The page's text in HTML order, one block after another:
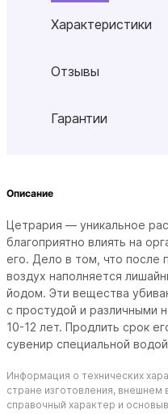
Характеристики
Отзывы
Гарантии
Описание
Цетрария — уникальное
благоприятно влиять на
его. Дело в том, что после
воздух наполняется
йодом. Эти вещества
с простудой и различными
10-12 лет. Продлить срок
сувенир специальной
Информация о технических
стране изготовления, внешнем
справочный характер и